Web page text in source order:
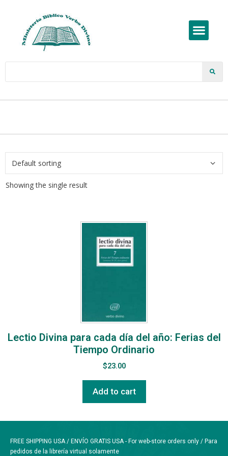
Showing the single result
Lectio Divina para cada día del año: Ferias del
Tiempo Ordinario
$23.00
Add to cart
FREE SHIPPING USA / ENVÍO GRATIS USA - For web-store orders only / Para
pedidos de la librería virtual solamente